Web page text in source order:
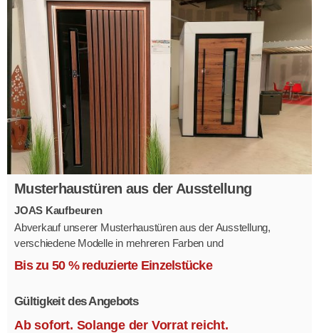
Musterhaustüren aus der Ausstellung
JOAS Kaufbeuren
Abverkauf unserer Musterhaustüren aus der Ausstellung,
verschiedene Modelle in mehreren Farben und
Ausstattungsvarianten.
Bis zu 50 % reduzierte Einzelstücke
Gültigkeit des Angebots
Ab sofort. Solange der Vorrat reicht.